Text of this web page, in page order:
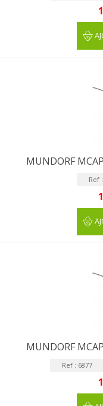
MUNDORF
Ref
MUNDORF
Ref : 6877